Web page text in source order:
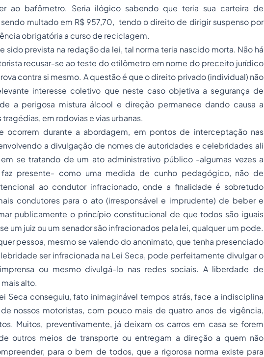
ao bafômetro. Seria ilógico sabendo que teria sua carteira de
multado em R$ 957,70, tendo o direito de dirigir suspenso por
obrigatória a curso de reciclagem.
sido prevista na redação da lei, tal norma teria nascido morta. Não há
recusar-se ao teste do etilômetro em nome do preceito jurídico
contra si mesmo. A questão é que o direito privado (individual) não
interesse coletivo que neste caso objetiva a segurança de
a perigosa mistura álcool e direção permanece dando causa a
em rodovias e vias urbanas.
ocorrem durante a abordagem, em pontos de interceptação nas
a divulgação de nomes de autoridades e celebridades ali
se tratando de um ato administrativo público -algumas vezes a
presente- como uma medida de cunho pedagógico, não de
ao condutor infracionado, onde a finalidade é sobretudo
condutores para o ato (irresponsável e imprudente) de beber e
publicamente o princípio constitucional de que todos são iguais
um juiz ou um senador são infracionados pela lei, qualquer um pode.
pessoa, mesmo se valendo do anonimato, que tenha presenciado
ser infracionada na Lei Seca, pode perfeitamente divulgar o
ou mesmo divulgá-lo nas redes sociais. A liberdade de
alto.
Seca conseguiu, fato inimaginável tempos atrás, face a indisciplina
nossos motoristas, com pouco mais de quatro anos de vigência,
Muitos, preventivamente, já deixam os carros em casa se forem
outros meios de transporte ou entregam a direção a quem não
para o bem de todos, que a rigorosa norma existe para